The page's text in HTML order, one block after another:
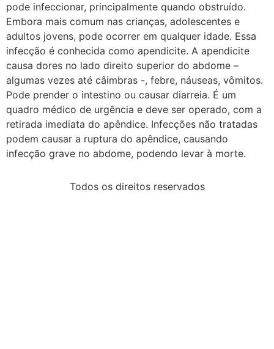
pode infeccionar, principalmente quando obstruído.
Embora mais comum nas crianças, adolescentes e
adultos jovens, pode ocorrer em qualquer idade. Essa
infecção é conhecida como apendicite. A apendicite
causa dores no lado direito superior do abdome –
algumas vezes até câimbras -, febre, náuseas, vômitos.
Pode prender o intestino ou causar diarreia. É um
quadro médico de urgência e deve ser operado, com a
retirada imediata do apêndice. Infecções não tratadas
podem causar a ruptura do apêndice, causando
infecção grave no abdome, podendo levar à morte.
Todos os direitos reservados